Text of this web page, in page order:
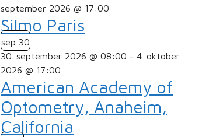
september 2026 @ 17:00
Silmo Paris
sep 30
30. september 2026 @ 08:00 - 4. oktober
2026 @ 17:00
American Academy of
Optometry, Anaheim,
California